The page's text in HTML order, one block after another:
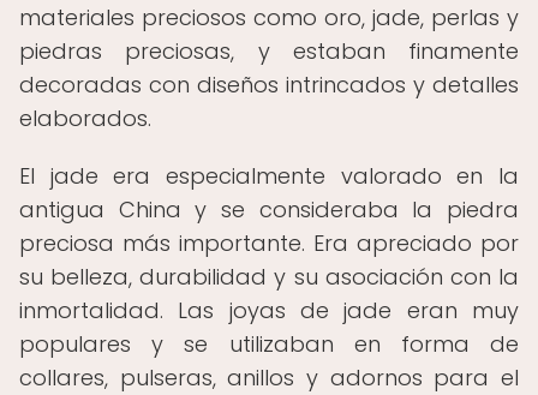
materiales preciosos como oro, jade, perlas y
piedras preciosas, y estaban finamente
decoradas con diseños intrincados y detalles
elaborados.
El jade era especialmente valorado en la
antigua China y se consideraba la piedra
preciosa más importante. Era apreciado por
su belleza, durabilidad y su asociación con la
inmortalidad. Las joyas de jade eran muy
populares y se utilizaban en forma de
collares, pulseras, anillos y adornos para el